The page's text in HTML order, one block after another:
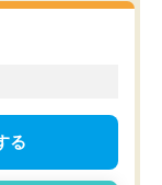
けてらっしゃいますので
る